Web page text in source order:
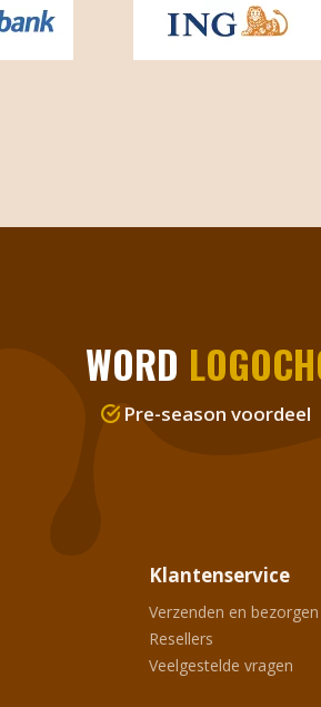
WORD
Pre-season voordeel
Klantenservice
Verzenden en bezorgen
Resellers
Veelgestelde vragen